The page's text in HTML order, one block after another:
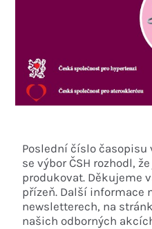
Poslední číslo časopisu
se výbor ČSH rozhodl,
produkovat. Děkujeme
přízeň. Další informace
newsletterech, na
našich odborných